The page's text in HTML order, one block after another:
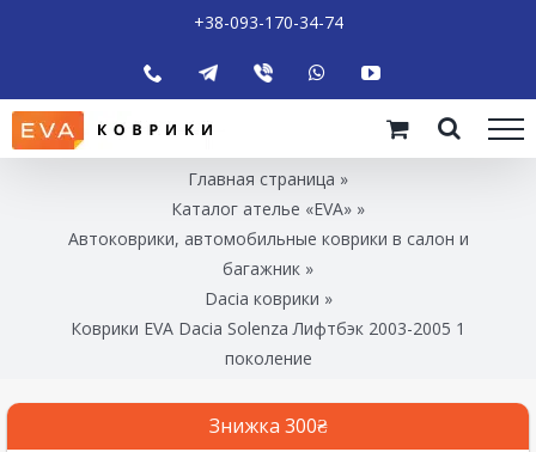
+38-093-170-34-74
Главная страница »
Каталог ателье «EVA» »
Автоковрики, автомобильные коврики в салон и
багажник »
Dacia коврики »
Коврики EVA Dacia Solenza Лифтбэк 2003-2005 1
поколение
Знижка 300₴